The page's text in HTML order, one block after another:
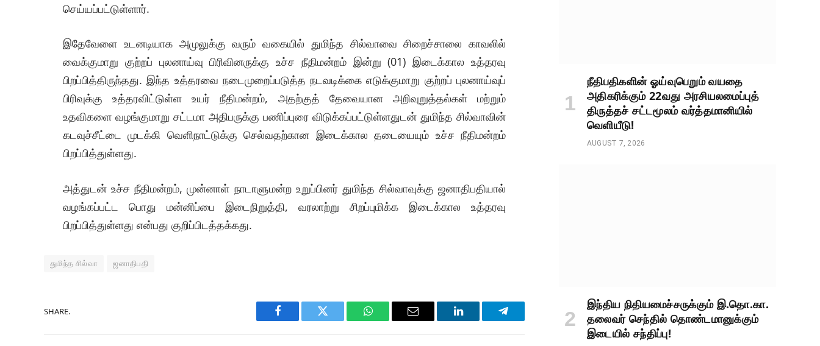
செய்யப்பட்டுள்ளார்.
இதேவேளை உடனடியாக அமுலுக்கு வரும் வகையில் துமிந்த சில்வாவை சிறைச்சாலை காவலில்
வைக்குமாறு குற்றப் புலனாய்வு பிரிவினருக்கு உச்ச நீதிமன்றம் இன்று (01) இடைக்கால உத்தரவு
பிறப்பித்திருந்தது. இந்த உத்தரவை நடைமுறைப்படுத்த நடவடிக்கை எடுக்குமாறு குற்றப் புலனாய்வுப்
பிரிவுக்கு உத்தரவிட்டுள்ள உயர் நீதிமன்றம், அதற்குத் தேவையான அறிவுறுத்தல்கள் மற்றும்
உதவிகளை வழங்குமாறு சட்டமா அதிபருக்கு பணிப்புரை விடுக்கப்பட்டுள்ளதுடன் துமிந்த சில்வாவின்
கடவுச்சீட்டை முடக்கி வெளிநாட்டுக்கு செல்வதற்கான இடைக்கால தடையையும் உச்ச நீதிமன்றம்
பிறப்பித்துள்ளது.
அத்துடன் உச்ச நீதிமன்றம், முன்னாள் நாடாளுமன்ற உறுப்பினர் துமிந்த சில்வாவுக்கு ஜனாதிபதியால்
வழங்கப்பட்ட பொது மன்னிப்பை இடைநிறுத்தி, வரலாற்று சிறப்புமிக்க இடைக்கால உத்தரவு
பிறப்பித்துள்ளது என்பது குறிப்பிடத்தக்கது.
துமிந்த சில்வா ஜனாதிபதி
SHARE.
Facebook Twitter WhatsAppEmail LinkedIn Telegram
நீதிபதிகளின் ஓய்வுபெறும் வயதை
அதிகரிக்கும் 22வது அரசியலமைப்புத்
திருத்தச் சட்டமூலம் வர்த்தமானியில்
வெளியீடு!
AUGUST 7, 2026
இந்திய நிதியமைச்சருக்கும் இ.தொ.கா.
தலைவர் செந்தில் தொண்டமானுக்கும்
இடையில் சந்திப்பு!